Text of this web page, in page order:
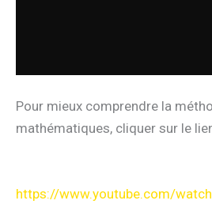
Pour mieux comprendre la
mathématiques, cliquer sur le
https://www.youtube.com/